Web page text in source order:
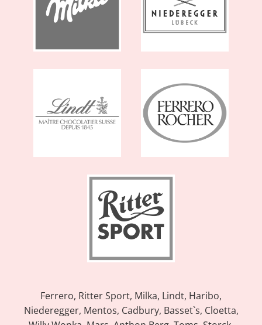
Ferrero, Ritter Sport, Milka, Lindt, Haribo,
Niederegger, Mentos, Cadbury, Basset`s, Cloetta,